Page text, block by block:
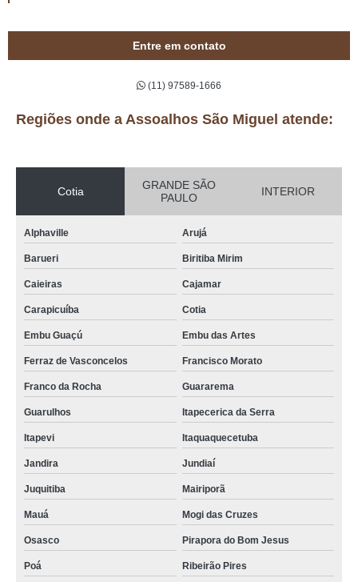
Entre em contato
(11) 97589-1666
Regiões onde a Assoalhos São Miguel atende:
Cotia
GRANDE SÃO
PAULO
INTERIOR
Alphaville Arujá
Barueri Biritiba Mirim
Caieiras Cajamar
Carapicuíba Cotia
Embu Guaçú Embu das Artes
Ferraz de Vasconcelos Francisco Morato
Franco da Rocha Guararema
Guarulhos Itapecerica da Serra
Itapevi Itaquaquecetuba
Jandira Jundiaí
Juquitiba Mairiporã
Mauá Mogi das Cruzes
Osasco Pirapora do Bom Jesus
Poá Ribeirão Pires